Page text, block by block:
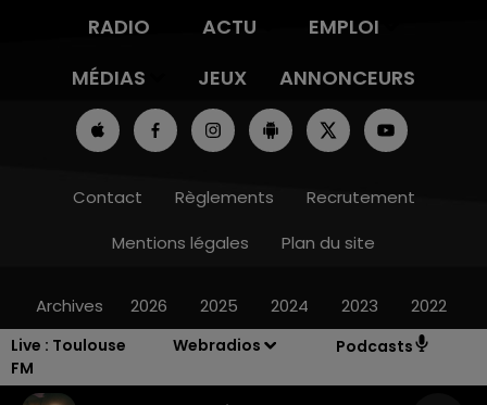
Live : Toulouse
FM
Webradios Podcasts
RADIO ACTU
EMPLOI
MÉDIAS
JEUX ANNONCEURS
Contact Règlements
Recrutement
Mentions légales
Plan du site
Archives 2026 2025 2024 2023 2022